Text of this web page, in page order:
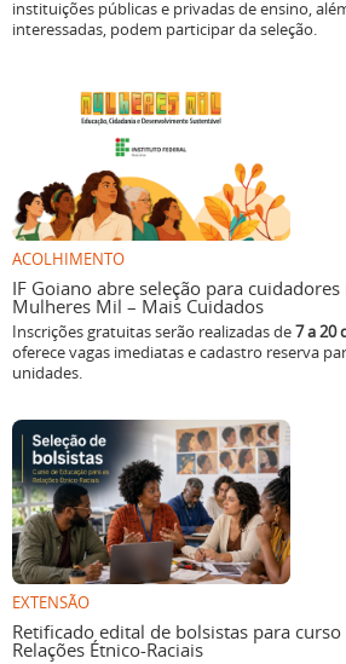
instituições públicas e privadas de ensino,
interessadas, podem participar da seleção.
ACOLHIMENTO
IF Goiano abre seleção para
Mulheres Mil – Mais Cuidados
Inscrições gratuitas serão realizadas de7 a 20
oferece vagas imediatas e cadastro reserva
unidades.
EXTENSÃO
Retificado edital de bolsistas para curso
Relações Étnico-Raciais